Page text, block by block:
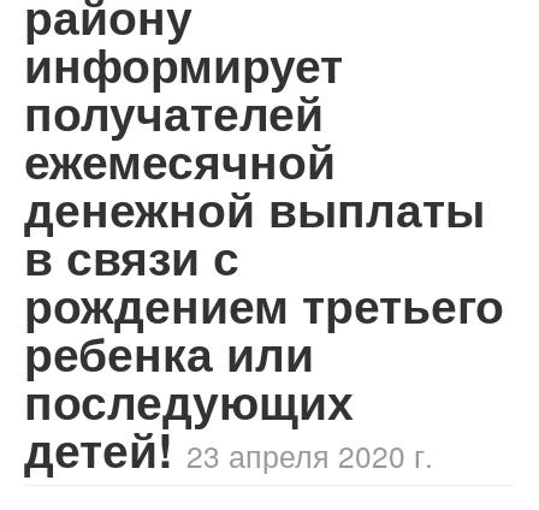
району
информирует
получателей
ежемесячной
денежной выплаты
в связи с
рождением третьего
ребенка или
последующих
детей!23 апреля 2020 г.